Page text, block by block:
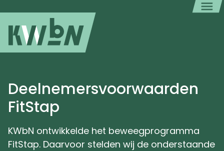
Deelnemersvoorwaarden
FitStap
KWbN ontwikkelde het beweegprogramma
FitStap. Daarvoor stelden wij de onderstaande